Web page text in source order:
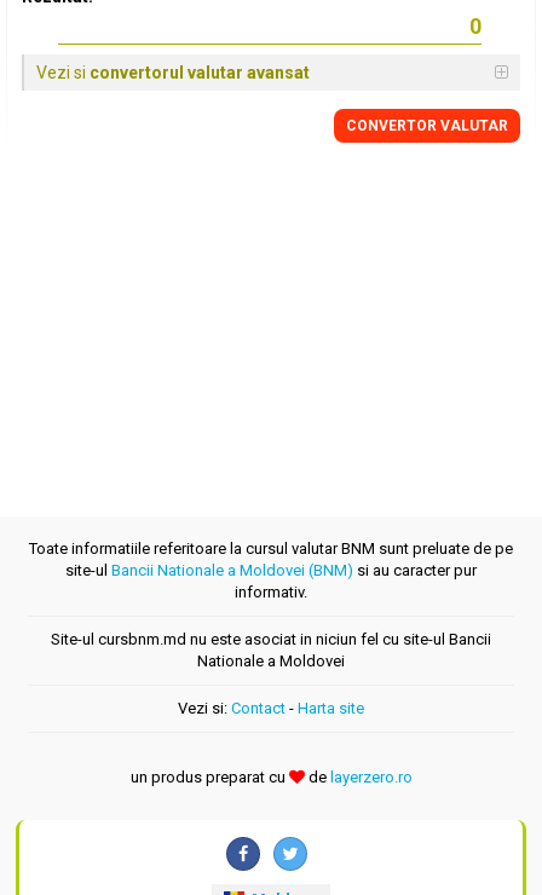
Vezi si convertorul valutar avansat
CONVERTOR VALUTAR
Toate informatiile referitoare la cursul valutar BNM sunt preluate de pe
site-ul Bancii Nationale a Moldovei (BNM) si au caracter pur
informativ.
Site-ul cursbnm.md nu este asociat in niciun fel cu site-ul Bancii
Nationale a Moldovei
Vezi si: Contact - Harta site
un produs preparat cu de layerzero.ro